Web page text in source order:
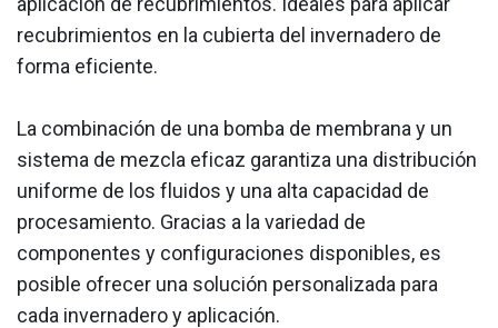
recubrimientos en la cubierta del invernadero de
forma eficiente.
La combinación de una bomba de membrana y un
sistema de mezcla eficaz garantiza una distribución
uniforme de los fluidos y una alta capacidad de
procesamiento. Gracias a la variedad de
componentes y configuraciones disponibles, es
posible ofrecer una solución personalizada para
cada invernadero y aplicación.